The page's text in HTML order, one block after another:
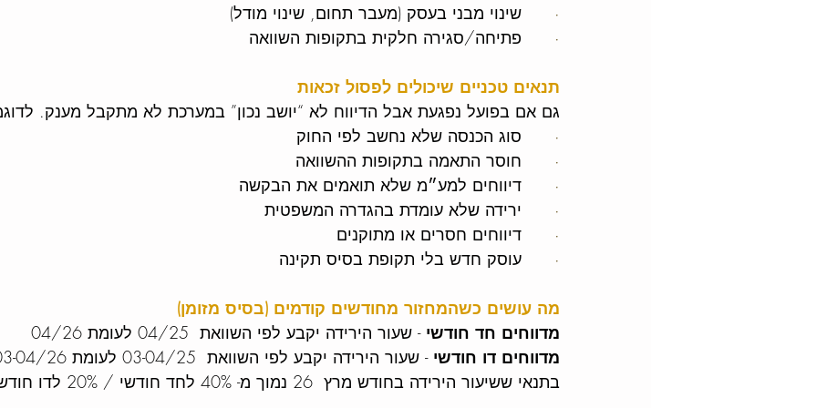
· שינוי מבני בעסק (מעבר תחום, שינוי מודל)
· פתיחה/סגירה חלקית בתקופות השוואה
תנאים טכניים שיכולים לפסול זכאות
גם אם בפועל נפגעת אבל הדיווח לא “יושב נכון” במערכת לא מתקבל מענק.
· סוג הכנסה שלא נחשב לפי החוק
· חוסר התאמה בתקופות ההשוואה
· דיווחים למע״מ שלא תואמים את הבקשה
· ירידה שלא עומדת בהגדרה המשפטית
· דיווחים חסרים או מתוקנים
· עוסק חדש בלי תקופת בסיס תקינה
מה עושים כשהמחזור מחודשים קודמים (בסיס מזומן)
מדווחים חד חודשי - שעור הירידה יקבע לפי השוואת  04/25 לעומת 04/26
מדווחים דו חודשי - שעור הירידה יקבע לפי השוואת  03-04/25 לעומת 03-04/26
בתנאי ששיעור הירידה בחודש מרץ  26 נמוך מ- 40% לחד חודשי / 20% לדו חודשי